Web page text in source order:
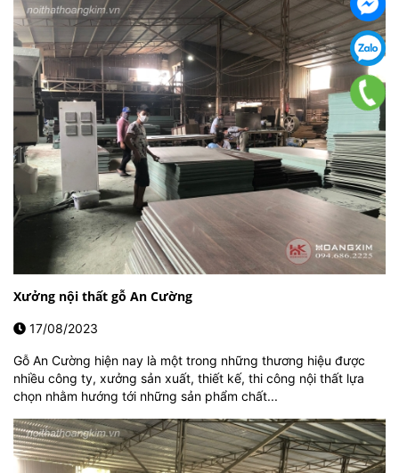
Xưởng nội thất gỗ An Cường
17/08/2023
Gỗ An Cường hiện nay là một trong những thương hiệu được
nhiều công ty, xưởng sản xuất, thiết kế, thi công nội thất lựa
chọn nhằm hướng tới những sản phẩm chất...